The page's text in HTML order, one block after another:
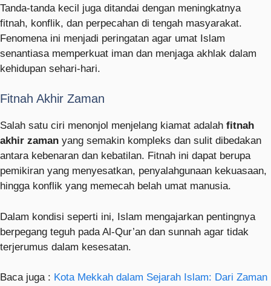
Tanda-tanda kecil juga ditandai dengan meningkatnya
fitnah, konflik, dan perpecahan di tengah masyarakat.
Fenomena ini menjadi peringatan agar umat Islam
senantiasa memperkuat iman dan menjaga akhlak dalam
kehidupan sehari-hari.
Fitnah Akhir Zaman
Salah satu ciri menonjol menjelang kiamat adalah fitnah
akhir zaman yang semakin kompleks dan sulit dibedakan
antara kebenaran dan kebatilan. Fitnah ini dapat berupa
pemikiran yang menyesatkan, penyalahgunaan kekuasaan,
hingga konflik yang memecah belah umat manusia.
Dalam kondisi seperti ini, Islam mengajarkan pentingnya
berpegang teguh pada Al-Qur’an dan sunnah agar tidak
terjerumus dalam kesesatan.
Baca juga : Kota Mekkah dalam Sejarah Islam: Dari Zaman